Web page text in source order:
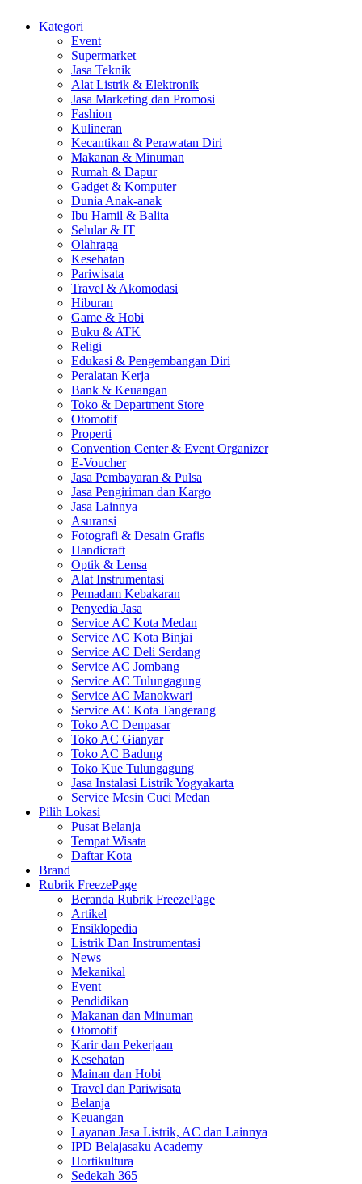
Kategori
Event
Supermarket
Jasa Teknik
Alat Listrik & Elektronik
Jasa Marketing dan Promosi
Fashion
Kulineran
Kecantikan & Perawatan Diri
Makanan & Minuman
Rumah & Dapur
Gadget & Komputer
Dunia Anak-anak
Ibu Hamil & Balita
Selular & IT
Olahraga
Kesehatan
Pariwisata
Travel & Akomodasi
Hiburan
Game & Hobi
Buku & ATK
Religi
Edukasi & Pengembangan Diri
Peralatan Kerja
Bank & Keuangan
Toko & Department Store
Otomotif
Properti
Convention Center & Event Organizer
E-Voucher
Jasa Pembayaran & Pulsa
Jasa Pengiriman dan Kargo
Jasa Lainnya
Asuransi
Fotografi & Desain Grafis
Handicraft
Optik & Lensa
Alat Instrumentasi
Pemadam Kebakaran
Penyedia Jasa
Service AC Kota Medan
Service AC Kota Binjai
Service AC Deli Serdang
Service AC Jombang
Service AC Tulungagung
Service AC Manokwari
Service AC Kota Tangerang
Toko AC Denpasar
Toko AC Gianyar
Toko AC Badung
Toko Kue Tulungagung
Jasa Instalasi Listrik Yogyakarta
Service Mesin Cuci Medan
Pilih Lokasi
Pusat Belanja
Tempat Wisata
Daftar Kota
Brand
Rubrik FreezePage
Beranda Rubrik FreezePage
Artikel
Ensiklopedia
Listrik Dan Instrumentasi
News
Mekanikal
Event
Pendidikan
Makanan dan Minuman
Otomotif
Karir dan Pekerjaan
Kesehatan
Mainan dan Hobi
Travel dan Pariwisata
Belanja
Keuangan
Layanan Jasa Listrik, AC dan Lainnya
IPD Belajasaku Academy
Hortikultura
Sedekah 365